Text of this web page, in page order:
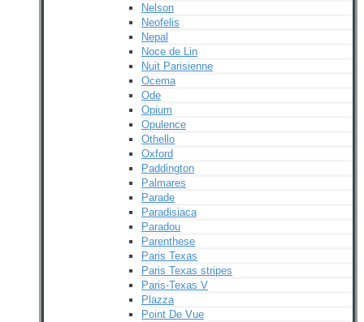
Nelson
Neofelis
Nepal
Noce de Lin
Nuit Parisienne
Ocema
Ode
Opium
Opulence
Othello
Oxford
Paddington
Palmares
Parade
Paradisiaca
Paradou
Parenthese
Paris Texas
Paris Texas stripes
Paris-Texas V
Plazza
Point De Vue